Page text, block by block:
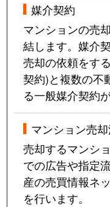
大国
大国
大国
大国
大国
大国
大国
媒介契約
マンションの売
結します。媒介
売却の依頼をす
契約)と複数の不
る一般媒介契約
マンション売
売却するマンシ
での広告や指定
産の売買情報ネ
を行います。